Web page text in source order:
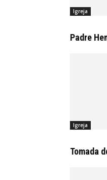
Igreja
Padre
Igreja
Tomada